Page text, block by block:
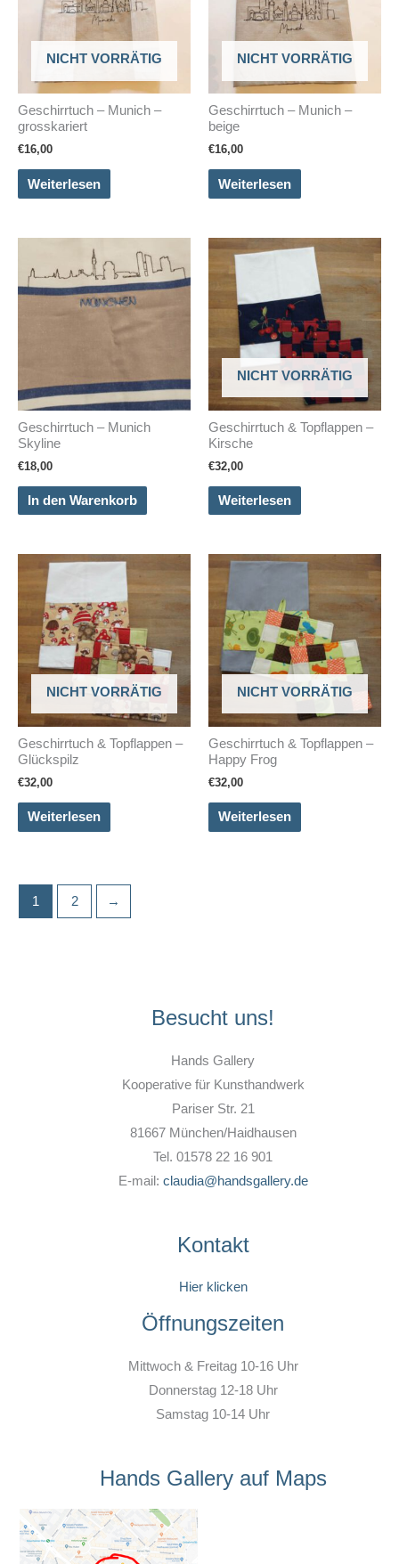
NICHT VORRÄTIG
Geschirrtuch – Munich –
grosskariert
€16,00
Weiterlesen
NICHT VORRÄTIG
Geschirrtuch – Munich –
beige
€16,00
Weiterlesen
Geschirrtuch – Munich
Skyline
€18,00
In den Warenkorb
NICHT VORRÄTIG
Geschirrtuch & Topflappen –
Kirsche
€32,00
Weiterlesen
NICHT VORRÄTIG
Geschirrtuch & Topflappen –
Glückspilz
€32,00
Weiterlesen
NICHT VORRÄTIG
Geschirrtuch & Topflappen –
Happy Frog
€32,00
Weiterlesen
1 2 →
Besucht uns!
Hands Gallery
Kooperative für Kunsthandwerk
Pariser Str. 21
81667 München/Haidhausen
Tel. 01578 22 16 901
E-mail: claudia@handsgallery.de
Kontakt
Hier klicken
Öffnungszeiten
Mittwoch & Freitag 10-16 Uhr
Donnerstag 12-18 Uhr
Samstag 10-14 Uhr
Hands Gallery auf Maps